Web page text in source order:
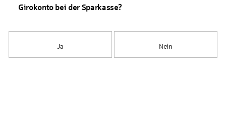
Girokonto bei der Sparkasse?
Ja Nein